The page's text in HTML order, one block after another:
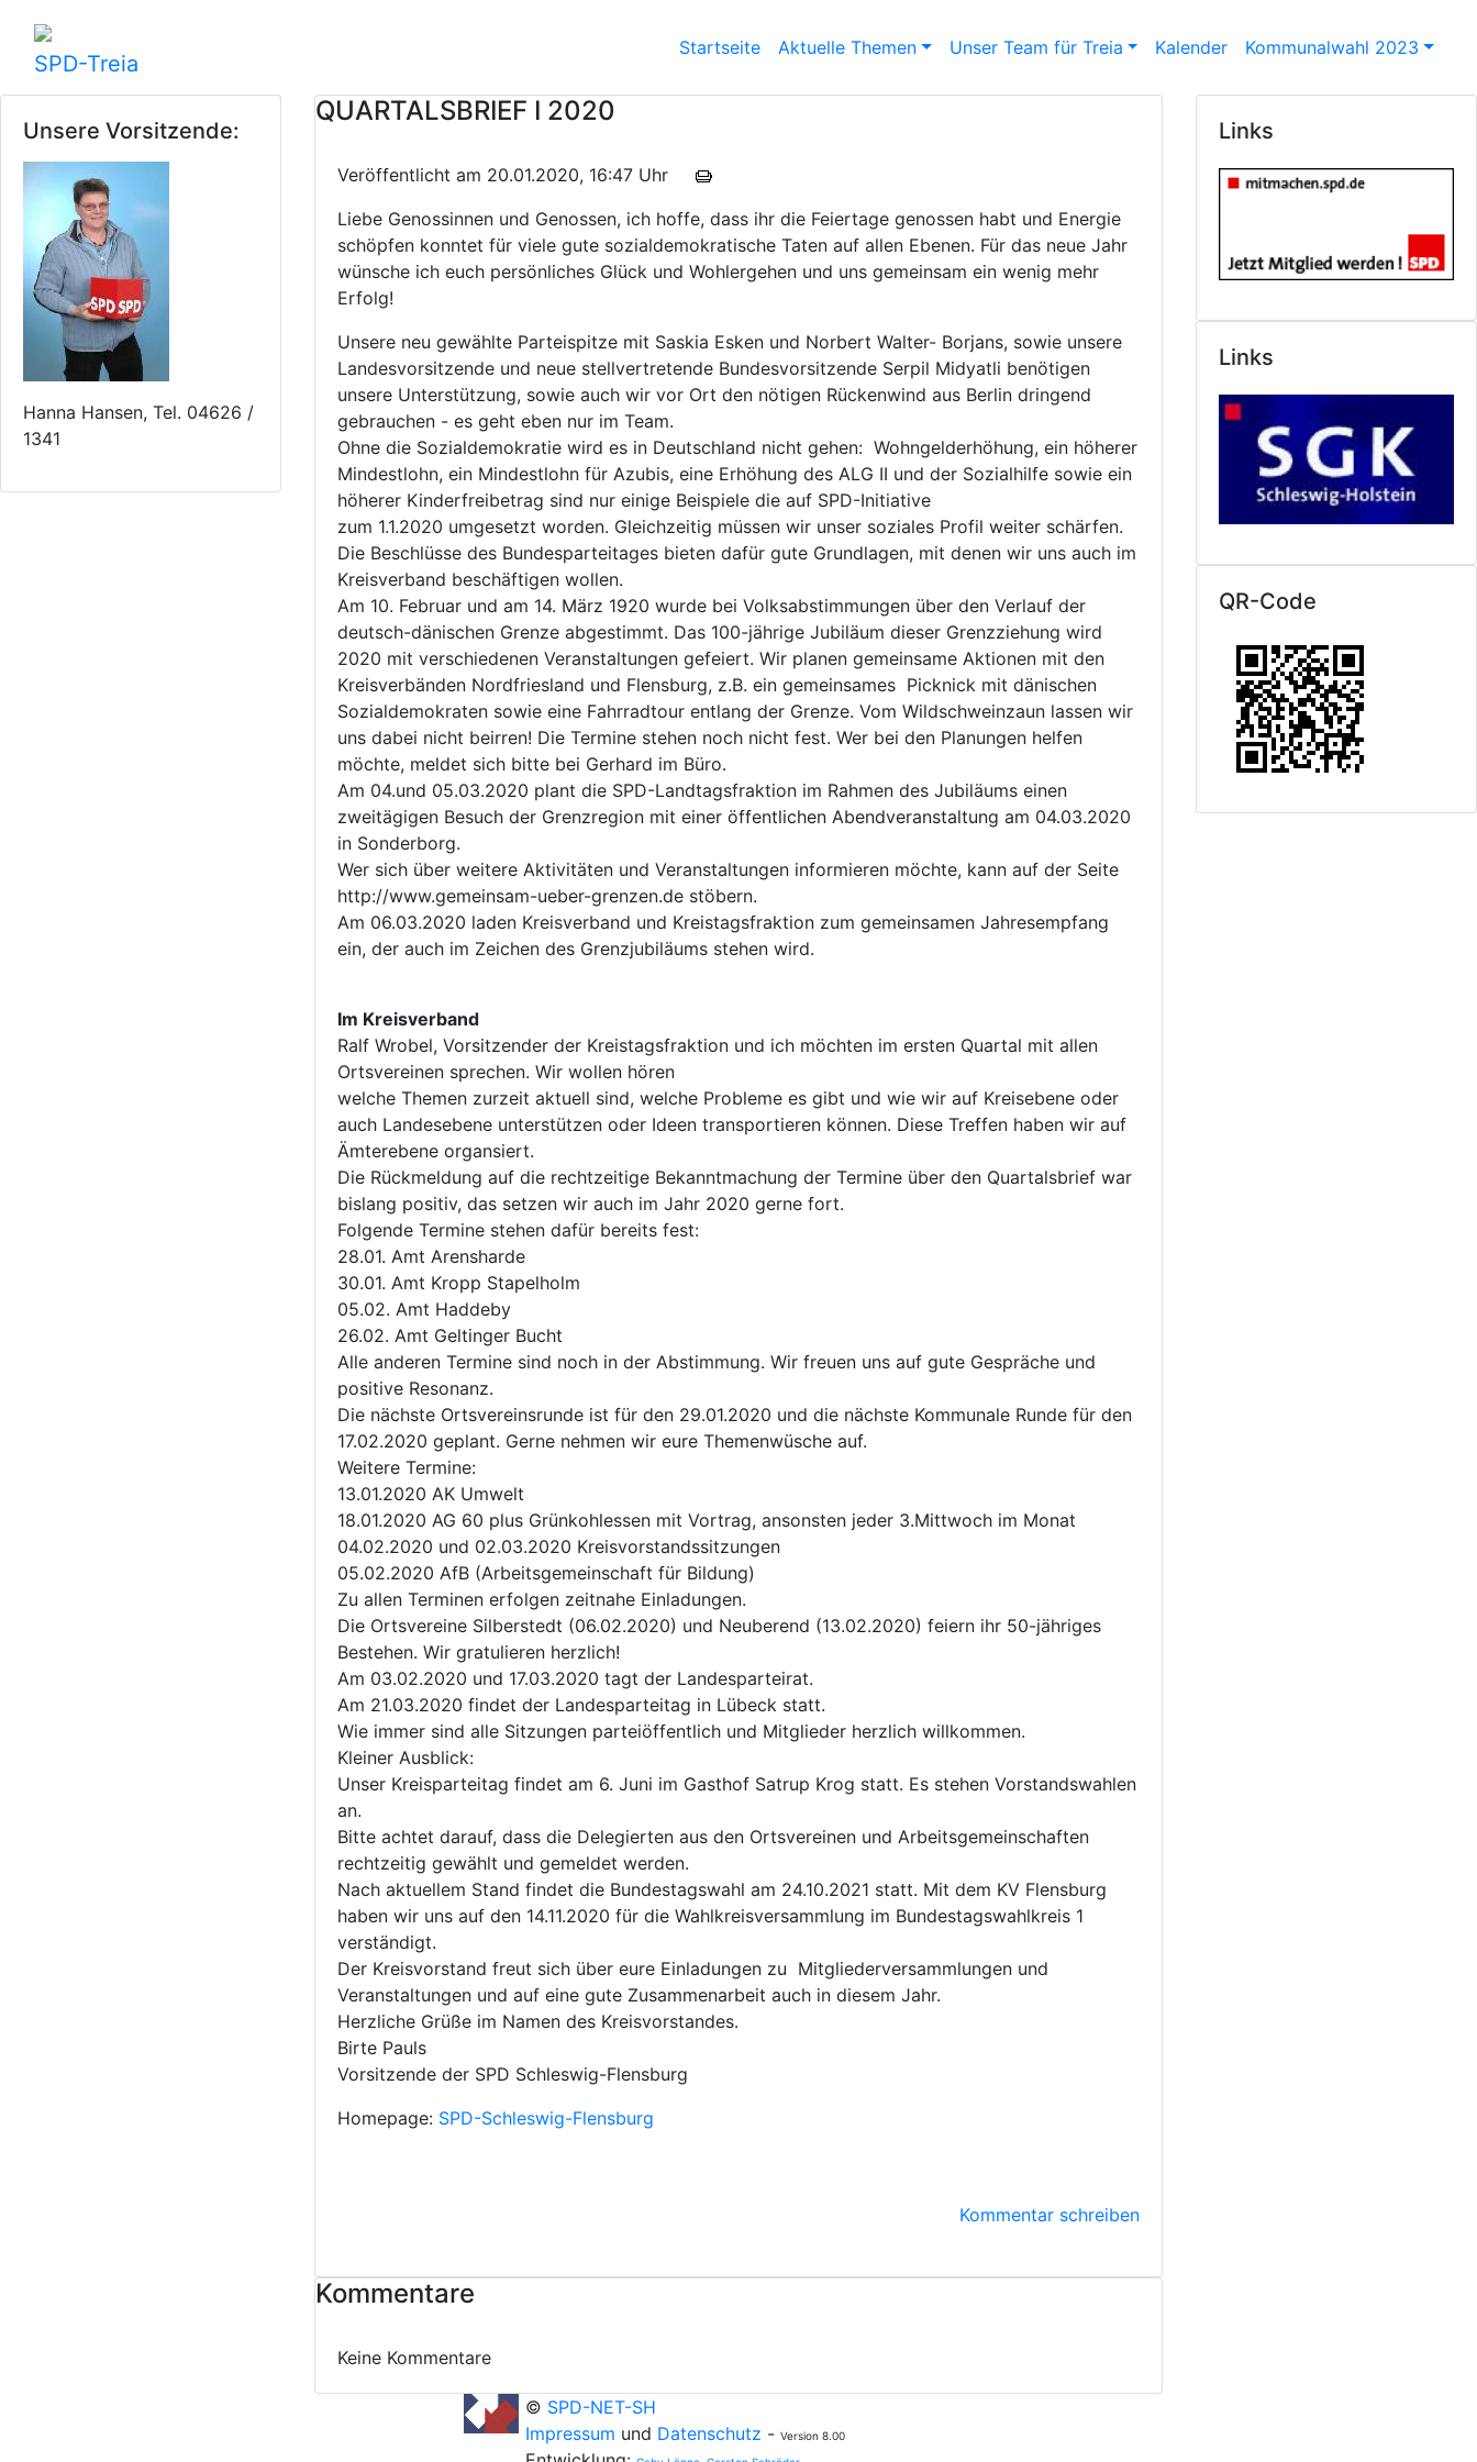
SPD-Treia
Startseite Aktuelle Themen Unser Team für Treia Kalender Kommunalwahl 2023
Unsere Vorsitzende:
Hanna Hansen, Tel. 04626 /
1341
QUARTALSBRIEF I 2020
Veröffentlicht am 20.01.2020, 16:47 Uhr
Liebe Genossinnen und Genossen, ich hoffe, dass ihr die Feiertage genossen habt und Energie
schöpfen konntet für viele gute sozialdemokratische Taten auf allen Ebenen. Für das neue Jahr
wünsche ich euch persönliches Glück und Wohlergehen und uns gemeinsam ein wenig mehr
Erfolg!
Unsere neu gewählte Parteispitze mit Saskia Esken und Norbert Walter- Borjans, sowie unsere
Landesvorsitzende und neue stellvertretende Bundesvorsitzende Serpil Midyatli benötigen
unsere Unterstützung, sowie auch wir vor Ort den nötigen Rückenwind aus Berlin dringend
gebrauchen - es geht eben nur im Team.
Ohne die Sozialdemokratie wird es in Deutschland nicht gehen: Wohngelderhöhung, ein höherer
Mindestlohn, ein Mindestlohn für Azubis, eine Erhöhung des ALG II und der Sozialhilfe sowie ein
höherer Kinderfreibetrag sind nur einige Beispiele die auf SPD-Initiative
zum 1.1.2020 umgesetzt worden. Gleichzeitig müssen wir unser soziales Profil weiter schärfen.
Die Beschlüsse des Bundesparteitages bieten dafür gute Grundlagen, mit denen wir uns auch im
Kreisverband beschäftigen wollen.
Am 10. Februar und am 14. März 1920 wurde bei Volksabstimmungen über den Verlauf der
deutsch-dänischen Grenze abgestimmt. Das 100-jährige Jubiläum dieser Grenzziehung wird
2020 mit verschiedenen Veranstaltungen gefeiert. Wir planen gemeinsame Aktionen mit den
Kreisverbänden Nordfriesland und Flensburg, z.B. ein gemeinsames Picknick mit dänischen
Sozialdemokraten sowie eine Fahrradtour entlang der Grenze. Vom Wildschweinzaun lassen wir
uns dabei nicht beirren! Die Termine stehen noch nicht fest. Wer bei den Planungen helfen
möchte, meldet sich bitte bei Gerhard im Büro.
Am 04.und 05.03.2020 plant die SPD-Landtagsfraktion im Rahmen des Jubiläums einen
zweitägigen Besuch der Grenzregion mit einer öffentlichen Abendveranstaltung am 04.03.2020
in Sonderborg.
Wer sich über weitere Aktivitäten und Veranstaltungen informieren möchte, kann auf der Seite
http://www.gemeinsam-ueber-grenzen.de stöbern.
Am 06.03.2020 laden Kreisverband und Kreistagsfraktion zum gemeinsamen Jahresempfang
ein, der auch im Zeichen des Grenzjubiläums stehen wird.
Im Kreisverband
Ralf Wrobel, Vorsitzender der Kreistagsfraktion und ich möchten im ersten Quartal mit allen
Ortsvereinen sprechen. Wir wollen hören
welche Themen zurzeit aktuell sind, welche Probleme es gibt und wie wir auf Kreisebene oder
auch Landesebene unterstützen oder Ideen transportieren können. Diese Treffen haben wir auf
Ämterebene organsiert.
Die Rückmeldung auf die rechtzeitige Bekanntmachung der Termine über den Quartalsbrief war
bislang positiv, das setzen wir auch im Jahr 2020 gerne fort.
Folgende Termine stehen dafür bereits fest:
28.01. Amt Arensharde
30.01. Amt Kropp Stapelholm
05.02. Amt Haddeby
26.02. Amt Geltinger Bucht
Alle anderen Termine sind noch in der Abstimmung. Wir freuen uns auf gute Gespräche und
positive Resonanz.
Die nächste Ortsvereinsrunde ist für den 29.01.2020 und die nächste Kommunale Runde für den
17.02.2020 geplant. Gerne nehmen wir eure Themenwüsche auf.
Weitere Termine:
13.01.2020 AK Umwelt
18.01.2020 AG 60 plus Grünkohlessen mit Vortrag, ansonsten jeder 3.Mittwoch im Monat
04.02.2020 und 02.03.2020 Kreisvorstandssitzungen
05.02.2020 AfB (Arbeitsgemeinschaft für Bildung)
Zu allen Terminen erfolgen zeitnahe Einladungen.
Die Ortsvereine Silberstedt (06.02.2020) und Neuberend (13.02.2020) feiern ihr 50-jähriges
Bestehen. Wir gratulieren herzlich!
Am 03.02.2020 und 17.03.2020 tagt der Landesparteirat.
Am 21.03.2020 findet der Landesparteitag in Lübeck statt.
Wie immer sind alle Sitzungen parteiöffentlich und Mitglieder herzlich willkommen.
Kleiner Ausblick:
Unser Kreisparteitag findet am 6. Juni im Gasthof Satrup Krog statt. Es stehen Vorstandswahlen
an.
Bitte achtet darauf, dass die Delegierten aus den Ortsvereinen und Arbeitsgemeinschaften
rechtzeitig gewählt und gemeldet werden.
Nach aktuellem Stand findet die Bundestagswahl am 24.10.2021 statt. Mit dem KV Flensburg
haben wir uns auf den 14.11.2020 für die Wahlkreisversammlung im Bundestagswahlkreis 1
verständigt.
Der Kreisvorstand freut sich über eure Einladungen zu Mitgliederversammlungen und
Veranstaltungen und auf eine gute Zusammenarbeit auch in diesem Jahr.
Herzliche Grüße im Namen des Kreisvorstandes.
Birte Pauls
Vorsitzende der SPD Schleswig-Flensburg
Homepage: SPD-Schleswig-Flensburg
Kommentar schreiben
Kommentare
Keine Kommentare
Links
Links
QR-Code
© SPD-NET-SH
Impressum und Datenschutz - Version 8.00